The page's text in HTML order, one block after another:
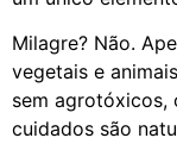
Milagre? Não.
vegetais e
sem agrotóxicos,
cuidados são